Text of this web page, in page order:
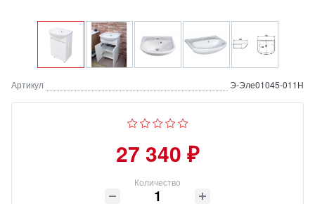
Артикул Э-Эле01045-011Н
27 340 ₽
Количество